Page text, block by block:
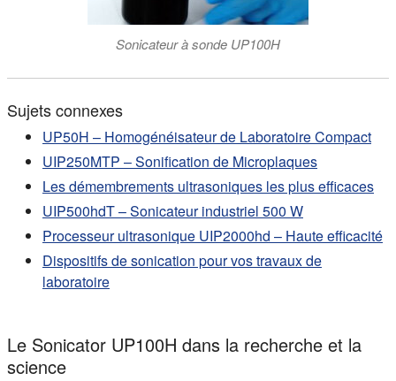
Sonicateur à sonde UP100H
Sujets connexes
UP50H – Homogénéisateur de Laboratoire Compact
UIP250MTP – Sonification de Microplaques
Les démembrements ultrasoniques les plus efficaces
UIP500hdT – Sonicateur industriel 500 W
Processeur ultrasonique UIP2000hd – Haute efficacité
Dispositifs de sonication pour vos travaux de
laboratoire
Le Sonicator UP100H dans la recherche et la
science